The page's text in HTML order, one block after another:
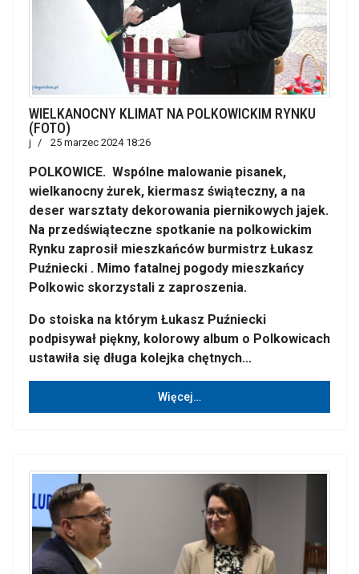
WIELKANOCNY KLIMAT NA POLKOWICKIM RYNKU
(FOTO)
j 25 marzec 2024 18:26
POLKOWICE. Wspólne malowanie pisanek,
wielkanocny żurek, kiermasz świąteczny, a na
deser warsztaty dekorowania piernikowych jajek.
Na przedświąteczne spotkanie na polkowickim
Rynku zaprosił mieszkańców burmistrz Łukasz
Puźniecki . Mimo fatalnej pogody mieszkańcy
Polkowic skorzystali z zaproszenia.
Do stoiska na którym Łukasz Puźniecki
podpisywał piękny, kolorowy album o Polkowicach
ustawiła się długa kolejka chętnych...
Więcej…